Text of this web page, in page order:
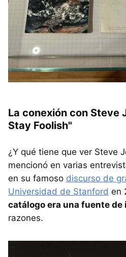
La conexión con Steve
Stay Foolish"
¿Y qué tiene que ver Steve
mencionó en varias
en su famoso discurso de
Universidad de Stanford en
catálogo era una fuente
razones.